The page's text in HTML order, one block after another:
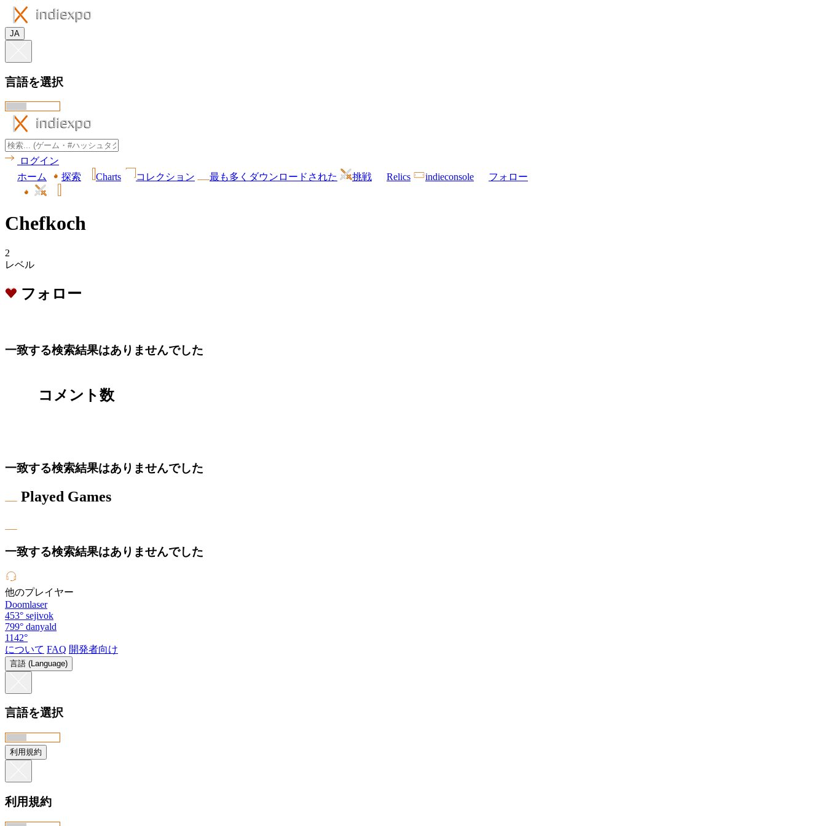
JA
言語を選択
ログイン
ホーム
探索 Charts コレクション 最も多くダウンロードされた 挑戦 Relics indieconsole フォロー
Chefkoch
2
レベル
フォロー
一致する検索結果はありませんでした
コメント数
一致する検索結果はありませんでした
Played Games
一致する検索結果はありませんでした
他のプレイヤー
Doomlaser
453° sejivok
799° danyald
1142°
について FAQ 開発者向け
言語 (Language)
言語を選択
利用規約
利用規約